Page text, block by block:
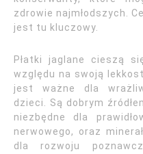
zdrowie najmłodszych.
jest tu kluczowy.
Płatki jaglane cieszą
względu na swoją
jest ważne dla
dzieci. Są dobrym
niezbędne dla
nerwowego, oraz
dla rozwoju